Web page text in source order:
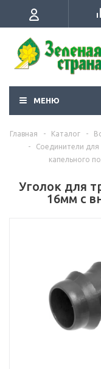
МЕНЮ
Главная - Каталог -
-
Соединители для
капельного
Уголок для
16мм с